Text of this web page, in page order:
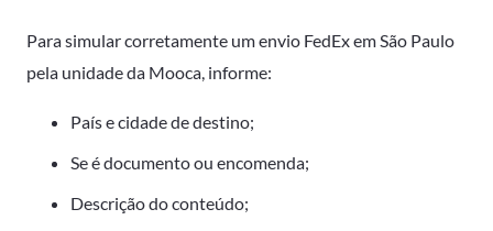
Para simular corretamente um envio FedEx em São Paulo
pela unidade da Mooca, informe:
País e cidade de destino;
Se é documento ou encomenda;
Descrição do conteúdo;